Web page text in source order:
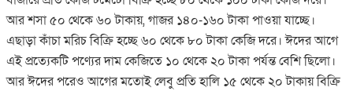
আর শসা ৫০ থেকে ৬০ টাকায়, গাজর ১৪০-১৬০ টাকা পাওয়া যাচ্ছে।
এছাড়া কাঁচা মরিচ বিক্রি হচ্ছে ৬০ থেকে ৮০ টাকা কেজি দরে। ঈদের আগে
এই প্রত্যেকটি পণ্যের দাম কেজিতে ১০ থেকে ২০ টাকা পর্যন্ত বেশি ছিলো।
আর ঈদের পরেও আগের মতোই লেবু প্রতি হালি ১৫ থেকে ২০ টাকায় বিক্রি